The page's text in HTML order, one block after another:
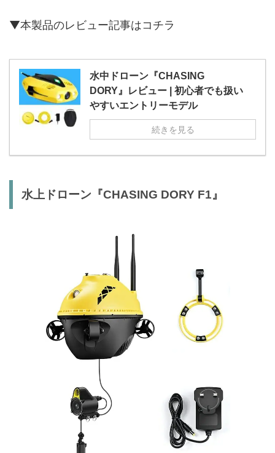
▼本製品のレビュー記事はコチラ
水中ドローン『CHASING
DORY』レビュー | 初心者でも扱い
やすいエントリーモデル
続きを見る
水上ドローン『CHASING DORY F1』